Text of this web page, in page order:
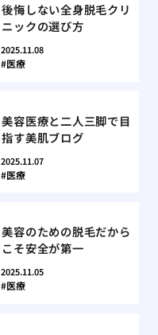
後悔しない全身脱毛クリ
ニックの選び方
2025.11.08
医療
美容医療と二人三脚で目
指す美肌ブログ
2025.11.07
医療
美容のための脱毛だから
こそ安全が第一
2025.11.05
医療